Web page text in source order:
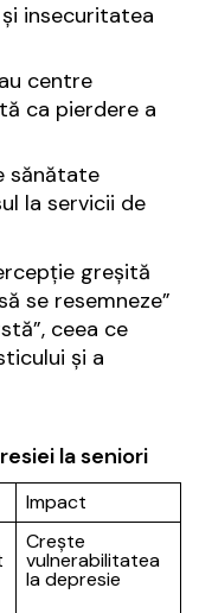
insecuritatea
centre
ca pierdere a
sănătate
la servicii de
greșită
se resemneze”
ceea ce
și a
la seniori
Impact
Crește
vulnerabilitatea
la depresie